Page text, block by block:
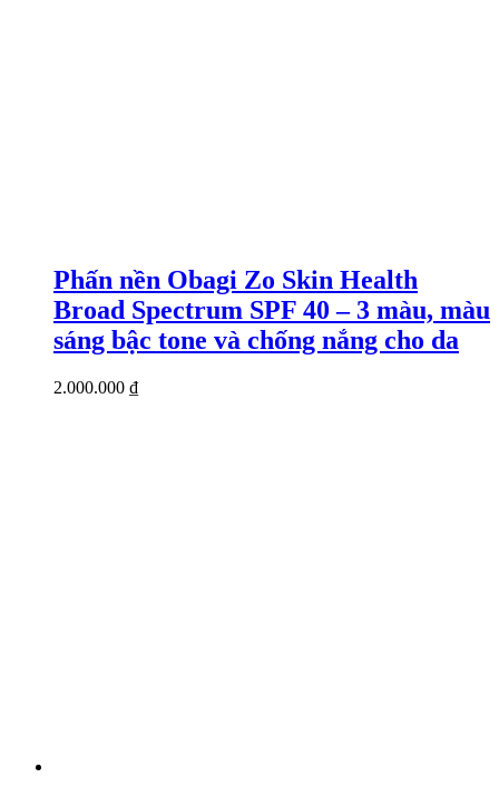
Phấn nền Obagi Zo Skin Health
Broad Spectrum SPF 40 – 3 màu, màu
sáng bậc tone và chống nắng cho da
2.000.000 ₫